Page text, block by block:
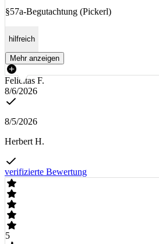
§57a-Begutachtung (Pickerl)
hilfreich
Mehr anzeigen
Felicitas F.
8/6/2026
8/5/2026
Herbert H.
verifizierte Bewertung
5